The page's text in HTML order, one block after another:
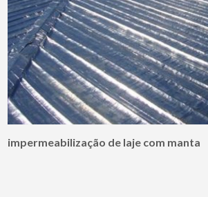
impermeabilização de laje com manta